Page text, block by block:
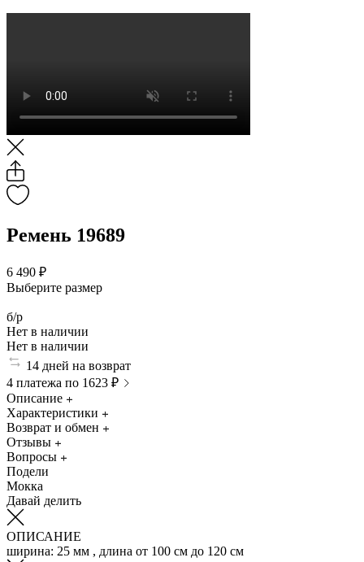
Ремень 19689
6 490 ₽
Выберите размер
б/р
Нет в наличии
Нет в наличии
14 дней на возврат
4 платежа по 1623 ₽
Описание
Характеристики
Возврат и обмен
Отзывы
Вопросы
Подели
Мокка
Давай делить
ОПИСАНИЕ
ширина: 25 мм , длина от 100 см до 120 см